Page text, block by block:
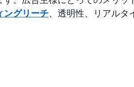
ングリーチ、透明性、リアルタ